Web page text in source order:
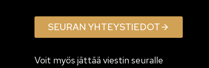
SEURAN YHTEYSTIEDOT
Voit myös jättää viestin seuralle